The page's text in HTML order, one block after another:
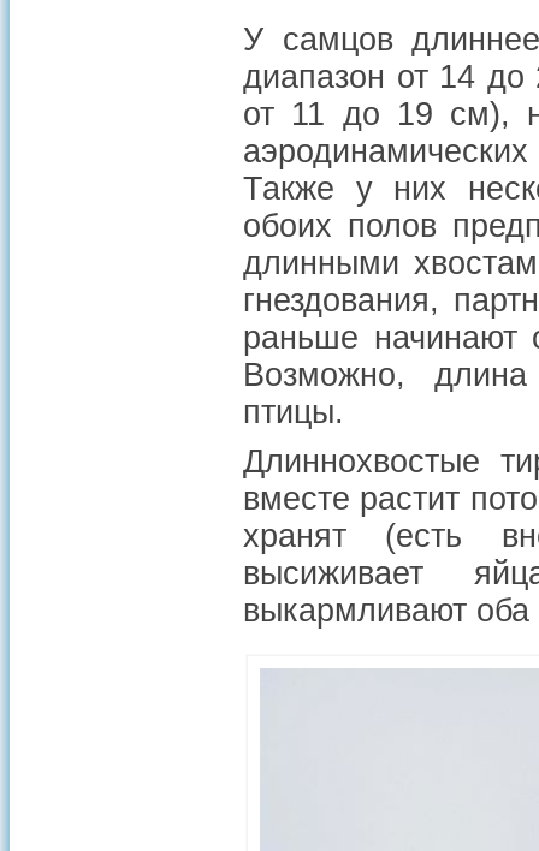
У самцов
диапазон от 14
от 11 до 19 см),
Также у них
обоих полов
длинными
гнездования,
раньше начинают
Возможно, длина
птицы.
Длиннохвостые
вместе растит
хранят (есть
высиживает
выкармливают оба